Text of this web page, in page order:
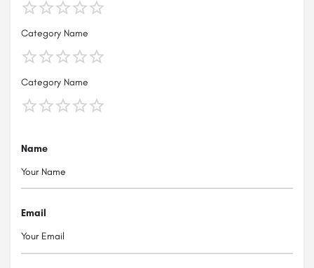
Category Name
Category Name
Name
Email